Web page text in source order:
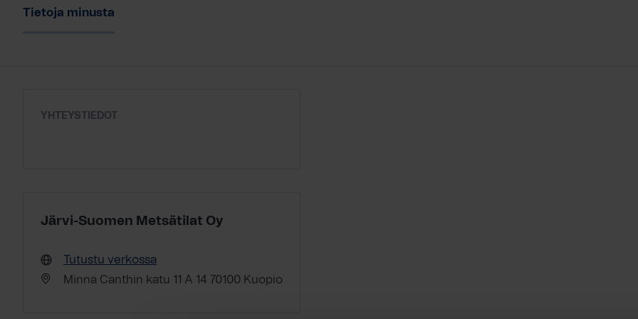
Tietoja minusta
YHTEYSTIEDOT
Järvi-Suomen Metsätilat Oy
Tutustu verkossa
Minna Canthin katu 11 A 14 70100 Kuopio